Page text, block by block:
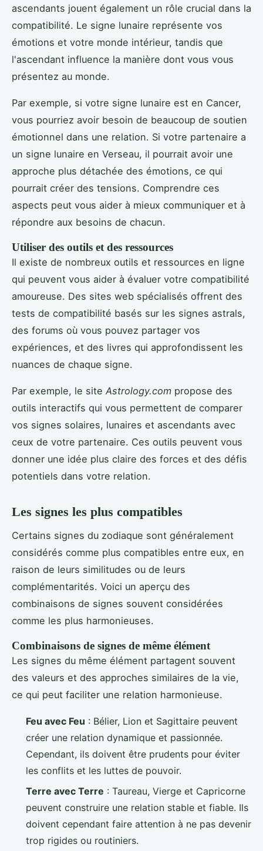
ascendants jouent également un rôle crucial dans la
compatibilité. Le signe lunaire représente vos
émotions et votre monde intérieur, tandis que
l'ascendant influence la manière dont vous vous
présentez au monde.
Par exemple, si votre signe lunaire est en Cancer,
vous pourriez avoir besoin de beaucoup de soutien
émotionnel dans une relation. Si votre partenaire a
un signe lunaire en Verseau, il pourrait avoir une
approche plus détachée des émotions, ce qui
pourrait créer des tensions. Comprendre ces
aspects peut vous aider à mieux communiquer et à
répondre aux besoins de chacun.
Utiliser des outils et des ressources
Il existe de nombreux outils et ressources en ligne
qui peuvent vous aider à évaluer votre compatibilité
amoureuse. Des sites web spécialisés offrent des
tests de compatibilité basés sur les signes astrals,
des forums où vous pouvez partager vos
expériences, et des livres qui approfondissent les
nuances de chaque signe.
Par exemple, le site Astrology.com propose des
outils interactifs qui vous permettent de comparer
vos signes solaires, lunaires et ascendants avec
ceux de votre partenaire. Ces outils peuvent vous
donner une idée plus claire des forces et des défis
potentiels dans votre relation.
Les signes les plus compatibles
Certains signes du zodiaque sont généralement
considérés comme plus compatibles entre eux, en
raison de leurs similitudes ou de leurs
complémentarités. Voici un aperçu des
combinaisons de signes souvent considérées
comme les plus harmonieuses.
Combinaisons de signes de même élément
Les signes du même élément partagent souvent
des valeurs et des approches similaires de la vie,
ce qui peut faciliter une relation harmonieuse.
Feu avec Feu : Bélier, Lion et Sagittaire peuvent
créer une relation dynamique et passionnée.
Cependant, ils doivent être prudents pour éviter
les conflits et les luttes de pouvoir.
Terre avec Terre : Taureau, Vierge et Capricorne
peuvent construire une relation stable et fiable. Ils
doivent cependant faire attention à ne pas devenir
trop rigides ou routiniers.